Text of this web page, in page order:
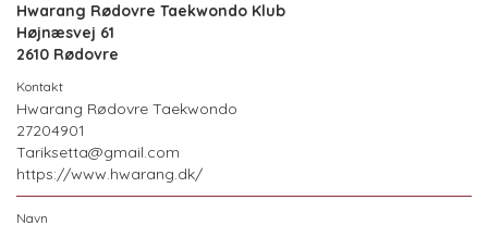
Hwarang Rødovre Taekwondo Klub
Højnæsvej 61
2610 Rødovre
Hwarang Rødovre Taekwondo
27204901
Tariksetta@gmail.com
https://www.hwarang.dk/